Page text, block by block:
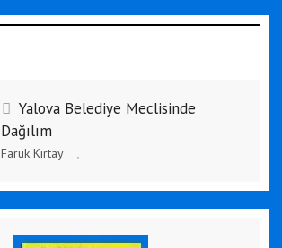
Yalova Belediye Meclisinde
Dağılım
Faruk Kırtay ,